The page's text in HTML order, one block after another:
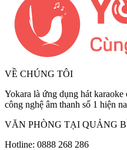
VỀ CHÚNG TÔI
Yokara là ứng dụng hát
công nghệ âm thanh số 1 hiện
VĂN PHÒNG TẠI QUẢNG
Hotline: 0888 268 286